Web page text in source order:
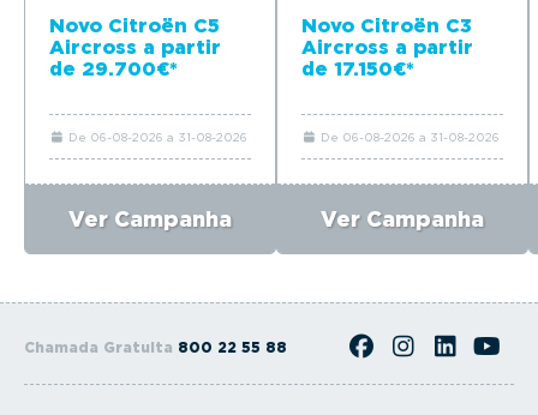
Novo Citroën C5
Aircross a partir
de 29.700€*
De 06-08-2026 a 31-08-2026
Ver Campanha
Novo Citroën C3
Aircross a partir
de 17.150€*
De 06-08-2026 a 31-08-2026
Ver Campanha
Chamada Gratuita 800 22 55 88